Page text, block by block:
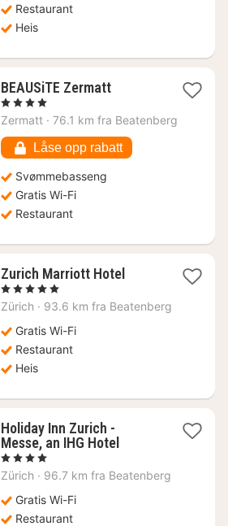
Restaurant
Heis
BEAUSiTE Zermatt1
fra
kr.
, 4 Stjerner
Zermatt · 76.1 km fra Beatenberg
Låse opp rabatt
Svømmebasseng
Gratis Wi-Fi
Restaurant
Zurich Marriott Hotel1
fra
, 5 Stjerner
Zürich · 93.6 km fra Beatenberg
Gratis Wi-Fi
Restaurant
Heis
Holiday Inn Zurich -
Messe, an IHG Hotel1
fra
, 4 Stjerner
Zürich · 96.7 km fra Beatenberg
Gratis Wi-Fi
Restaurant